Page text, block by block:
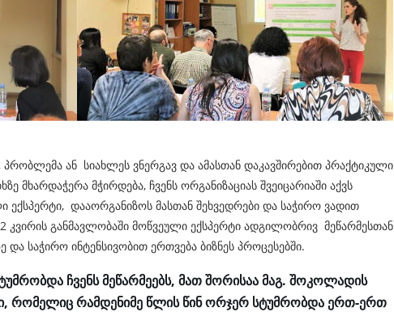
პრობლემა ან სიახლეს ვნერგავ და ამასთან დაკავშირებით პრაქტიკული
მხარდაჭერა მჭირდება, ჩვენს ორგანიზაციას შვეიცარიაში აქვს
დააორგანიზოს მასთან შეხვედრები და საჭირო ვადით
განმავლობაში მოწვეული ექსპერტი ადგილობრივ მეწარმესთან
საჭირო ინტენსივობით ერთვება ბიზნეს პროცესებში.
ჩვენს მეწარმეებს, მათ შორისაა მაგ. შოკოლადის
რომელიც რამდენიმე წლის წინ ორჯერ სტუმრობდა ერთ-ერთ